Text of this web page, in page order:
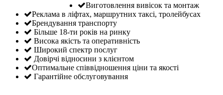
Виготовлення вивісок та монтаж
Реклама в ліфтах, маршрутних таксі, тролейбусах
Брендування транспорту
Більше 18-ти років на ринку
Висока якість та оперативність
Широкий спектр послуг
Довірчі відносини з клієнтом
Оптимальне співвідношення ціни та якості
Гарантійне обслуговування